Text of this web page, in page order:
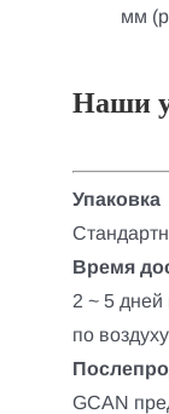
мм
Наши
Упаковка
Время
2 ~ 5
по
GCAN